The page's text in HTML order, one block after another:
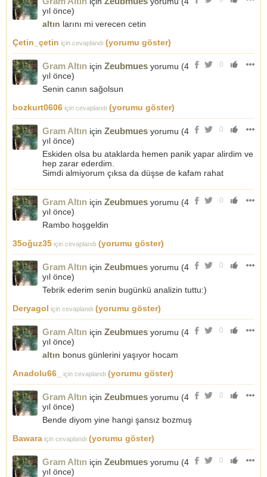
yıl önce)
altın larını mi verecen cetin
Çetin_çetin için cevaplandı (yorumu göster)
0
Gram Altın için Zeubmues yorumu (4
yıl önce)
Senin canın sağolsun
bozkurt0606 için cevaplandı (yorumu göster)
0
Gram Altın için Zeubmues yorumu (4
yıl önce)
Eskiden olsa bu ataklarda hemen panik yapar alirdim ve
hep zarar ederdim.
Simdi almiyorum çıksa da düşse de kafam rahat
0
Gram Altın için Zeubmues yorumu (4
yıl önce)
Rambo hoşgeldin
35oğuz35 için cevaplandı (yorumu göster)
0
Gram Altın için Zeubmues yorumu (4
yıl önce)
Tebrik ederim senin bugünkü analizin tuttu:)
Deryagol için cevaplandı (yorumu göster)
0
Gram Altın için Zeubmues yorumu (4
yıl önce)
altın bonus günlerini yaşıyor hocam
Anadolu66_
için cevaplandı (yorumu göster)
0
Gram Altın için Zeubmues yorumu (4
yıl önce)
Bende diyom yine hangi şansız bozmuş
Bawara için cevaplandı (yorumu göster)
0
Gram Altın için Zeubmues yorumu (4
yıl önce)